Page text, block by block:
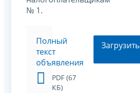
№ 1.
Полный
текст
объявления
PDF (67
КБ)
Загрузить